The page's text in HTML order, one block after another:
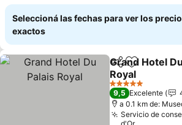
Seleccioná las fechas para ver los
exactos
Compartir
Añadir a
Grand Hotel
Royal
Ver precios
5 Estrellas
9,5 Excelente
a 0.1 km de:
Servicio de